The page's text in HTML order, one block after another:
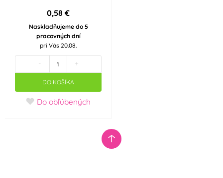
0,58 €
Naskladňujeme do 5
pracovných dní
pri Vás 20.08.
- +
DO KOŠÍKA
Do obľúbených